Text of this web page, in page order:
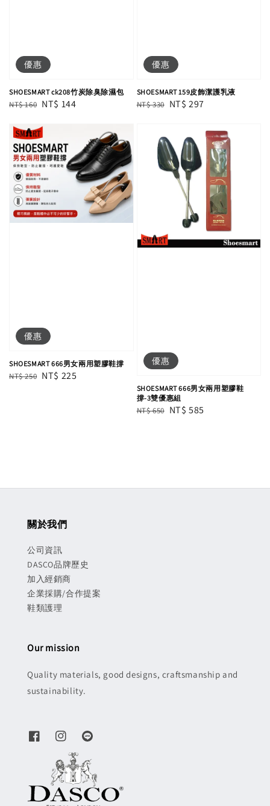
優惠
SHOESMART ck208竹炭除臭除濕包
Regular
NT$ 160 Sale
NT$ 144
優惠
SHOESMART 159皮飾潔護乳液
Regular
NT$ 330 Sale
NT$ 297
優惠
SHOESMART 666男女兩用塑膠鞋撐
Regular
NT$ 250 Sale
NT$ 225
優惠
SHOESMART 666男女兩用塑膠鞋
撐-3雙優惠組
Regular
NT$ 650 Sale
NT$ 585
關於我們
公司資訊
DASCO品牌歷史
加入經銷商
企業採購/合作提案
鞋類護理
Our mission
Quality materials, good designs, craftsmanship and
sustainability.